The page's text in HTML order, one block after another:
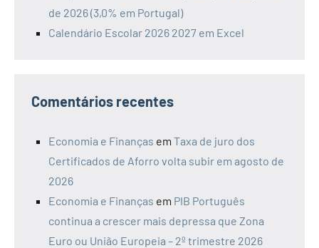
de 2026 (3,0% em Portugal)
Calendário Escolar 2026 2027 em Excel
Comentários recentes
Economia e Finanças em Taxa de juro dos
Certificados de Aforro volta subir em agosto de
2026
Economia e Finanças em PIB Português
continua a crescer mais depressa que Zona
Euro ou União Europeia – 2º trimestre 2026